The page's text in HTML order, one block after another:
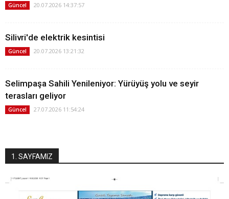
Güncel 20.07.2026 14:37:57
Silivri'de elektrik kesintisi
Güncel 20.07.2026 13:21:32
Selimpaşa Sahili Yenileniyor: Yürüyüş yolu ve seyir
terasları geliyor
Güncel 27.07.2026 11:54:24
1. SAYFAMIZ